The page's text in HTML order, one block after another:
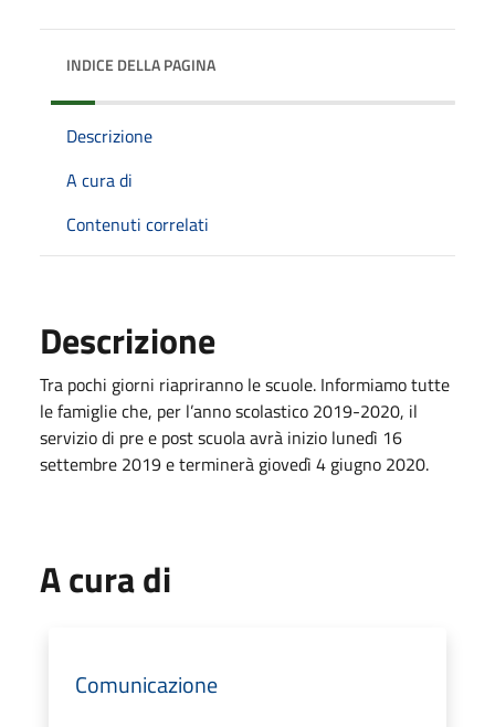
INDICE DELLA PAGINA
Descrizione
A cura di
Contenuti correlati
Descrizione
Tra pochi giorni riapriranno le scuole. Informiamo tutte
le famiglie che, per l’anno scolastico 2019-2020, il
servizio di pre e post scuola avrà inizio lunedì 16
settembre 2019 e terminerà giovedì 4 giugno 2020.
A cura di
Comunicazione